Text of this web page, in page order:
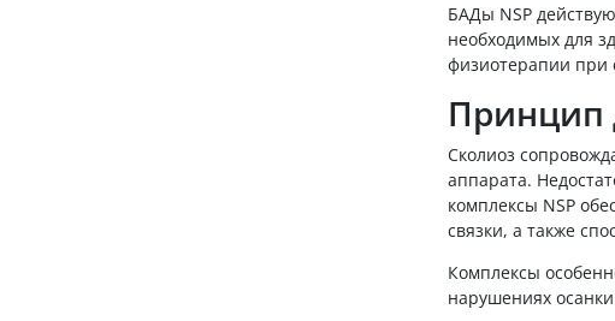
БАДы NSP
необходимых для
физиотерапии при
Принцип
Сколиоз
аппарата.
комплексы NSP
связки, а также
Комплексы
нарушениях